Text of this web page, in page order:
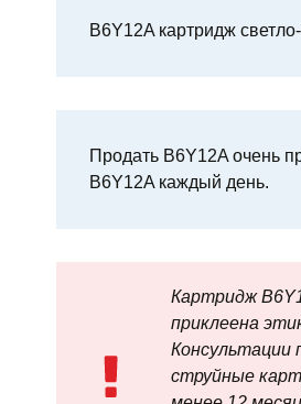
B6Y12A картридж
Продать B6Y12A очень
B6Y12A каждый день.
Картридж
приклеена
Консультации
струйные